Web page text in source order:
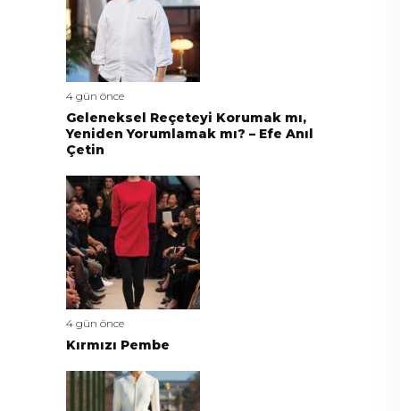
4 gün önce
Geleneksel Reçeteyi Korumak mı,
Yeniden Yorumlamak mı? – Efe Anıl
Çetin
4 gün önce
Kırmızı Pembe